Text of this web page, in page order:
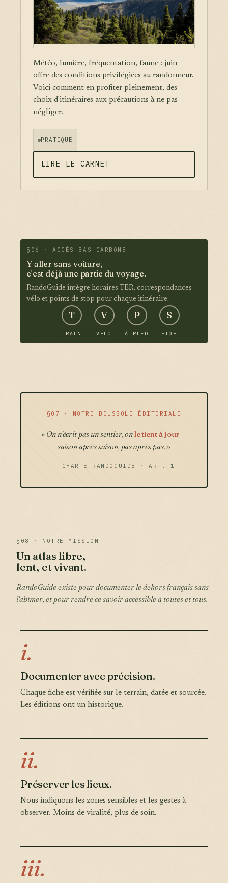
Météo, lumière, fréquentation, faune : juin
offre des conditions privilégiées au randonneur.
Voici comment en profiter pleinement, des
choix d'itinéraires aux précautions à ne pas
négliger.
PRATIQUE
LIRE LE CARNET
§06 · ACCÈS BAS-CARBONE
Y aller sans voiture,
c'est déjà une partie du voyage.
RandoGuide intègre horaires TER, correspondances
vélo et points de stop pour chaque itinéraire.
T
TRAIN
V
VÉLO
P
À PIED
S
STOP
§07 · NOTRE BOUSSOLE ÉDITORIALE
« On n'écrit pas un sentier, on le tient à jour—
saison après saison, pas après pas. »
— CHARTE RANDOGUIDE · ART. 1
§08 · NOTRE MISSION
Un atlas libre,
lent, et vivant.
RandoGuide existe pour documenter le dehors français sans
l'abîmer, et pour rendre ce savoir accessible à toutes et tous.
i.
Documenter avec précision.
Chaque fiche est vérifiée sur le terrain, datée et sourcée.
Les éditions ont un historique.
ii.
Préserver les lieux.
Nous indiquons les zones sensibles et les gestes à
observer. Moins de viralité, plus de soin.
iii.